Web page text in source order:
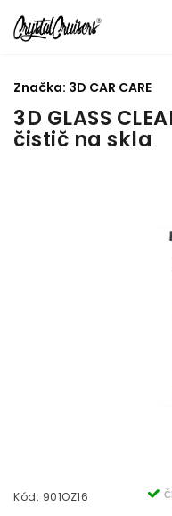
3D GLASS
čistič na skla
Kód: 901OZ16
Značka: 3D CAR CARE